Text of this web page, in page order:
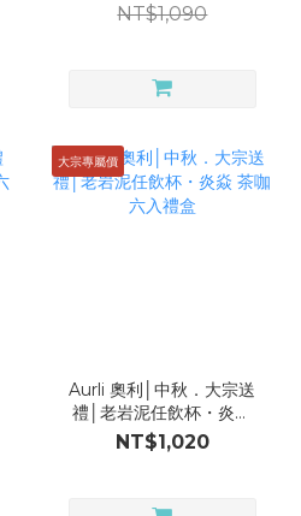
NT$1,090
大宗專屬價
Aurli 奧利│中秋．大宗送
禮│老岩泥任飲杯・炎焱
茶咖六入禮盒
NT$1,020